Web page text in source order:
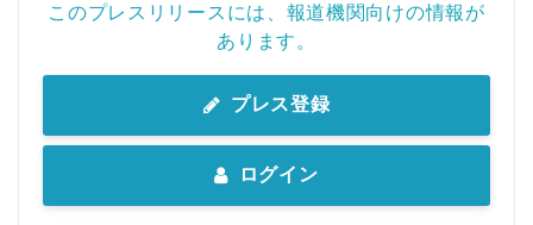
このプレスリリースには、報道機関向けの情報が
あります。
プレス登録
ログイン
Japanese